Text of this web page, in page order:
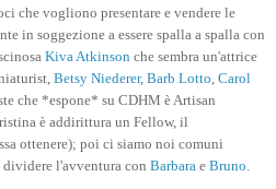
che vogliono presentare e vendere le
in soggezione a essere spalla a spalla con
Kiva Atkinson che sembra un'attrice
Betsy Niederer, Barb Lotto Carol
che *espone* su CDHM è Artisan
è addirittura un Fellow, il
ottenere); poi ci siamo noi comuni
l'avventura con Barbara e Bruno